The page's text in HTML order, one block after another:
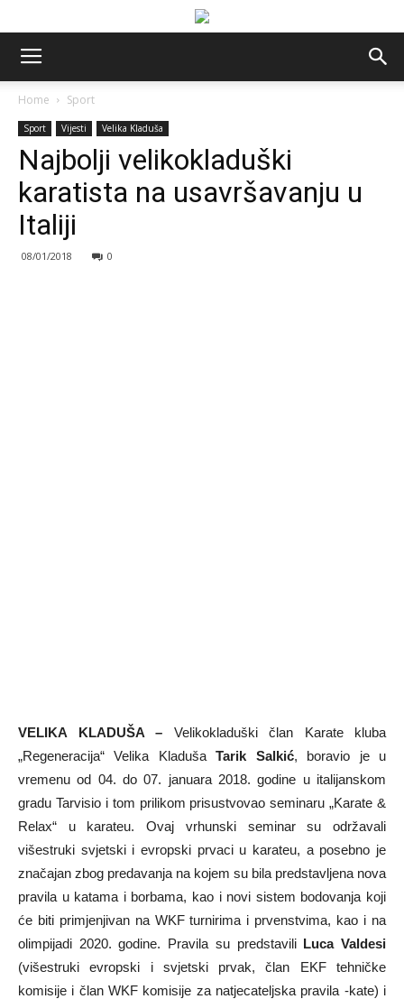
Home Sport
Sport Vijesti Velika Kladuša
Najbolji velikokladuški
karatista na usavršavanju u
Italiji
08/01/2018 0
VELIKA KLADUŠA – Velikokladuški član Karate kluba
„Regeneracija“ Velika KladušaTarik Salkić, boravio je u
vremenu od 04. do 07. januara 2018. godine u italijanskom
gradu Tarvisio i tom prilikom prisustvovao seminaru „Karate &
Relax“ u karateu. Ovaj vrhunski seminar su održavali
višestruki svjetski i evropski prvaci u karateu, a posebno je
značajan zbog predavanja na kojem su bila predstavljena nova
pravila u katama i borbama, kao i novi sistem bodovanja koji
će biti primjenjivan na WKF turnirima i prvenstvima, kao i na
olimpijadi 2020. godine. Pravila su predstavili Luca Valdesi
(višestruki evropski i svjetski prvak, član EKF tehničke
komisije i član WKF komisije za natjecateljska pravila -kate) i